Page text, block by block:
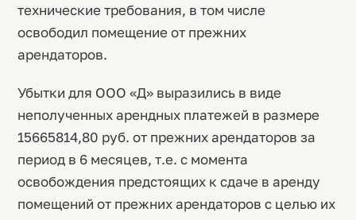
технические требования, в том числе
освободил помещение от прежних
арендаторов.
Убытки для ООО «Д» выразились в виде
неполученных арендных платежей в размере
15665814,80 руб. от прежних арендаторов за
период в 6 месяцев, т.е. с момента
освобождения предстоящих к сдаче в аренду
помещений от прежних арендаторов с целью их